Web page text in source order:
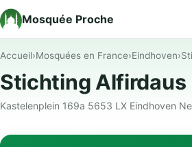
Mosquée Proche
Accueil›Mosquées en France›Eindhoven›
Stichting Alfirdaus
Kastelenplein 169a 5653 LX Eindhoven